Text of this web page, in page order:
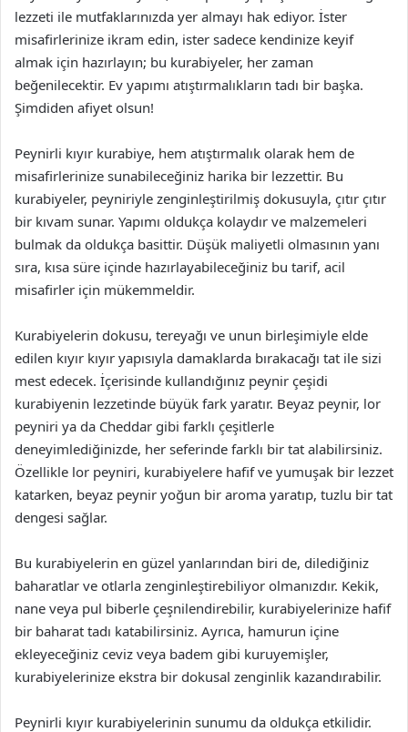
lezzeti ile mutfaklarınızda yer almayı hak ediyor. İster
misafirlerinize ikram edin, ister sadece kendinize keyif
almak için hazırlayın; bu kurabiyeler, her zaman
beğenilecektir. Ev yapımı atıştırmalıkların tadı bir başka.
Şimdiden afiyet olsun!
Peynirli kıyır kurabiye, hem atıştırmalık olarak hem de
misafirlerinize sunabileceğiniz harika bir lezzettir. Bu
kurabiyeler, peyniriyle zenginleştirilmiş dokusuyla, çıtır çıtır
bir kıvam sunar. Yapımı oldukça kolaydır ve malzemeleri
bulmak da oldukça basittir. Düşük maliyetli olmasının yanı
sıra, kısa süre içinde hazırlayabileceğiniz bu tarif, acil
misafirler için mükemmeldir.
Kurabiyelerin dokusu, tereyağı ve unun birleşimiyle elde
edilen kıyır kıyır yapısıyla damaklarda bırakacağı tat ile sizi
mest edecek. İçerisinde kullandığınız peynir çeşidi
kurabiyenin lezzetinde büyük fark yaratır. Beyaz peynir, lor
peyniri ya da Cheddar gibi farklı çeşitlerle
deneyimlediğinizde, her seferinde farklı bir tat alabilirsiniz.
Özellikle lor peyniri, kurabiyelere hafif ve yumuşak bir lezzet
katarken, beyaz peynir yoğun bir aroma yaratıp, tuzlu bir tat
dengesi sağlar.
Bu kurabiyelerin en güzel yanlarından biri de, dilediğiniz
baharatlar ve otlarla zenginleştirebiliyor olmanızdır. Kekik,
nane veya pul biberle çeşnilendirebilir, kurabiyelerinize hafif
bir baharat tadı katabilirsiniz. Ayrıca, hamurun içine
ekleyeceğiniz ceviz veya badem gibi kuruyemişler,
kurabiyelerinize ekstra bir dokusal zenginlik kazandırabilir.
Peynirli kıyır kurabiyelerinin sunumu da oldukça etkilidir.